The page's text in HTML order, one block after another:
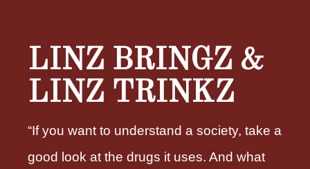
LINZ BRINGZ &
LINZ TRINKZ
“If you want to understand a society, take a
good look at the drugs it uses. And what